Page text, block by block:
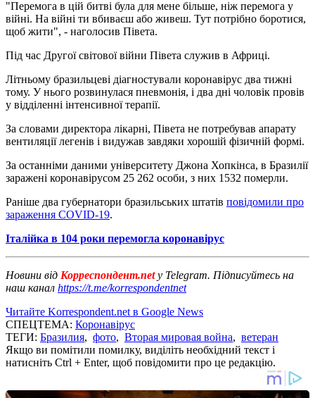
"Перемога в цій битві була для мене більше, ніж перемога у
війні. На війні ти вбиваєш або живеш. Тут потрібно боротися,
щоб жити", - наголосив Півета.
Під час Другої світової війни Півета служив в Африці.
Літньому бразильцеві діагностували коронавірус два тижні
тому. У нього розвинулася пневмонія, і два дні чоловік провів
у відділенні інтенсивної терапії.
За словами директора лікарні, Півета не потребував апарату
вентиляції легенів і видужав завдяки хорошій фізичній формі.
За останніми даними університету Джона Хопкінса, в Бразилії
заражені коронавірусом 25 262 особи, з них 1532 померли.
Раніше два губернатори бразильських штатів повідомили про
зараження COVID-19.
Італійка в 104 роки перемогла коронавірус
Новини від Корреспондент.net у Telegram. Підписуйтесь на
наш канал https://t.me/korrespondentnet
Читайте Korrespondent.net в Google News
СПЕЦТЕМА: Коронавірус
ТЕГИ: Бразилия, фото, Вторая мировая война, ветеран
Якщо ви помітили помилку, виділіть необхідний текст і
натисніть Ctrl + Enter, щоб повідомити про це редакцію.